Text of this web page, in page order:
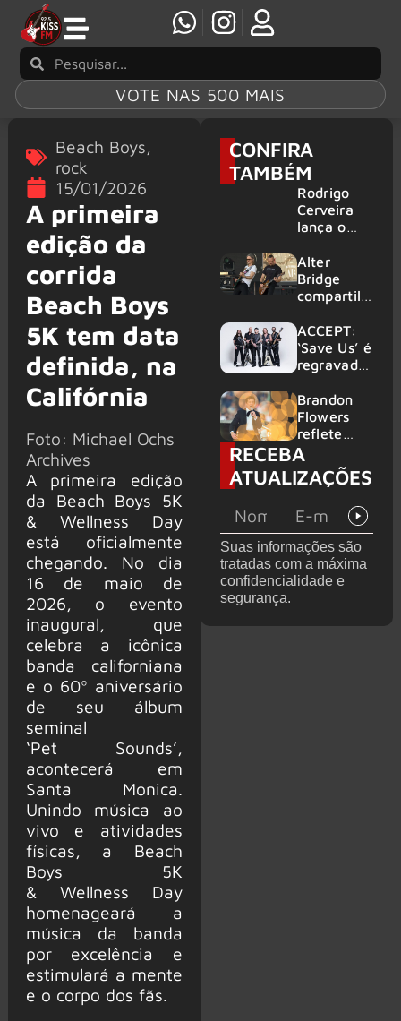
VOTE NAS 500 MAIS
Beach Boys,
rock
15/01/2026
A primeira
edição da
corrida
Beach Boys
5K tem data
definida, na
Califórnia
Foto: Michael Ochs
Archives
A primeira edição
da Beach Boys 5K
& Wellness Day
está oficialmente
chegando. No dia
16 de maio de
2026, o evento
inaugural, que
celebra a icônica
banda californiana
e o 60º aniversário
de seu álbum
seminal
‘Pet Sounds’,
acontecerá em
Santa Monica.
Unindo música ao
vivo e atividades
físicas, a Beach
Boys 5K
& Wellness Day
homenageará a
música da banda
por excelência e
estimulará a mente
e o corpo dos fãs.
CONFIRA
TAMBÉM
Rodrigo
Cerveira
lança o
Searcher”
Alter
Bridge
compartilh
vivo de
“Fortress”
gravada
am Ring
2026
ACCEPT:
‘Save Us’ é
regravada
membros
do GHOST
e KORN
Brandon
Flowers
reflete
sobre o
futuro e
levanta
de de
deixar os
palcos
RECEBA
ATUALIZAÇÕES
Suas informações são
tratadas com a máxima
confidencialidade e
segurança.